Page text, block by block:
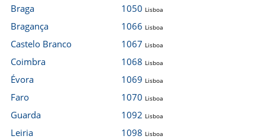
Braga
Bragança
Castelo Branco
Coimbra
Évora
Faro
Guarda
Leiria
1050 Lisboa
1066 Lisboa
1067 Lisboa
1068 Lisboa
1069 Lisboa
1070 Lisboa
1092 Lisboa
1098 Lisboa